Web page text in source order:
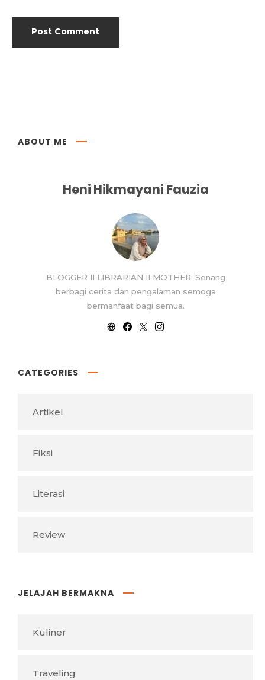
ABOUT ME
Heni Hikmayani Fauzia
BLOGGER II LIBRARIAN II MOTHER. Senang
berbagi cerita dan pengalaman semoga
bermanfaat bagi semua.
CATEGORIES
Artikel
Fiksi
Literasi
Review
JELAJAH BERMAKNA
Kuliner
Traveling